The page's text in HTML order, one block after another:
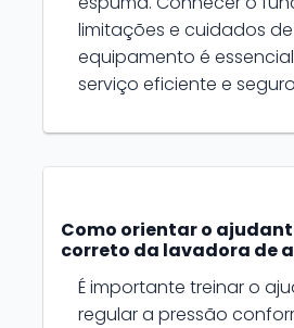
limitações e cuidados
equipamento é
serviço eficiente e
Como orientar o
correto da lavadora de
É importante treinar o
regular a pressão